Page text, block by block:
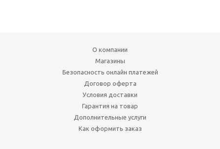
О компании
Магазины
Безопасность онлайн платежей
Договор оферта
Условия доставки
Гарантия на товар
Дополнительные услуги
Как оформить заказ